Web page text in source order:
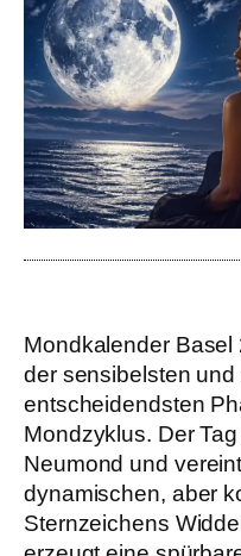
Mondkalender Basel
der sensibelsten und
entscheidendsten
Mondzyklus. Der
Neumond und
dynamischen, aber
Sternzeichens